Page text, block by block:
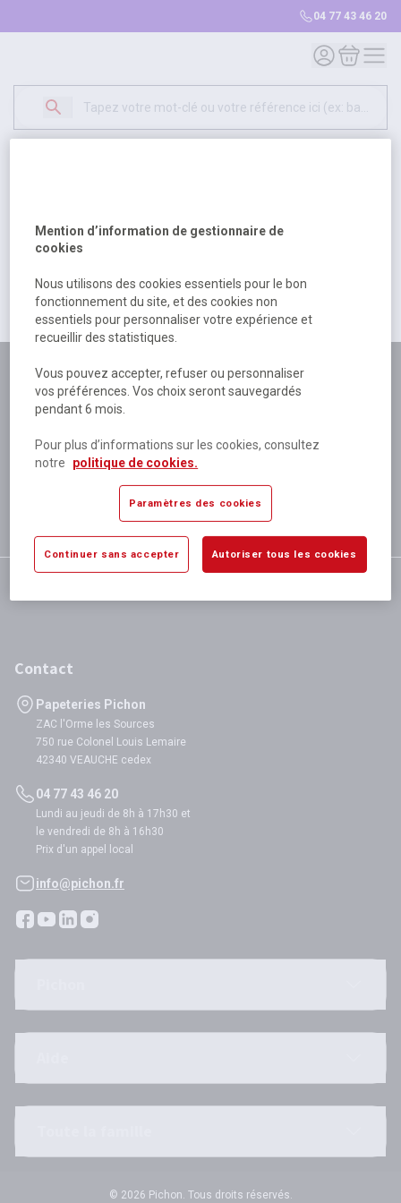
04 77 43 46 20
Mon compte
Mon
500
excuser pour la gêne occasionée.
Retour Retour à l'accueil
Plus de 180 personnes
à votre écoute
Plus de 80 000 références
disponibles
Expédition le jour même
si validation avant 12h
satisfaction totale
Contact
Papeteries Pichon
ZAC l'Orme les Sources
750 rue Colonel Louis Lemaire
42340 VEAUCHE cedex
04 77 43 46 20
Lundi au jeudi de 8h à 17h30 et
le vendredi de 8h à 16h30
Prix d'un appel local
info@pichon.fr
© 2026 Pichon. Tous droits réservés.
Mention d’information de gestionnaire de
cookies
Nous utilisons des cookies essentiels pour le bon
fonctionnement du site, et des cookies non
essentiels pour personnaliser votre expérience et
recueillir des statistiques.
Vous pouvez accepter, refuser ou personnaliser
vos préférences. Vos choix seront sauvegardés
pendant 6 mois.
Pour plus d’informations sur les cookies, consultez
notre
politique de cookies.
Paramètres des cookies
Continuer sans accepter Autoriser tous les cookies